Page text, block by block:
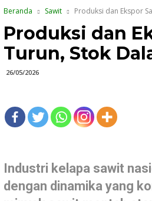
Beranda Sawit Produksi dan Ekspor
Produksi dan
Turun, Stok
26/05/2026
Industri kelapa sawit
dengan dinamika yang